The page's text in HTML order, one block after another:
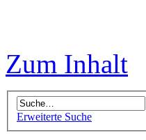
Zum Inhalt
Erweiterte Suche